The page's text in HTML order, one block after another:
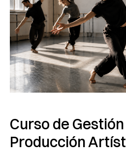
Curso de
Producción